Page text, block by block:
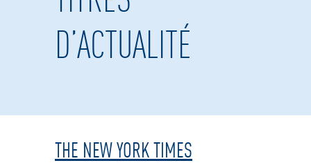
D’ACTUALITÉ
THE NEW YORK TIMES